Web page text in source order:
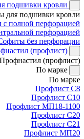
подшивки кровли
для подшивки кровли
полной перфорацией
перфорацией
без перфорации
(профлист)
Профнастил (профлист)
По марке
По марке
Профлист С8
Профлист С10
Профлист МП18-1100
Профлист С20
Профлист С21
Профлист МП20